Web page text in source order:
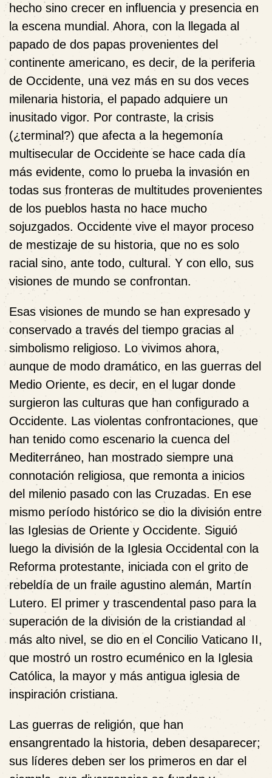
hecho sino crecer en influencia y presencia en
la escena mundial. Ahora, con la llegada al
papado de dos papas provenientes del
continente americano, es decir, de la periferia
de Occidente, una vez más en su dos veces
milenaria historia, el papado adquiere un
inusitado vigor. Por contraste, la crisis
(¿terminal?) que afecta a la hegemonía
multisecular de Occidente se hace cada día
más evidente, como lo prueba la invasión en
todas sus fronteras de multitudes provenientes
de los pueblos hasta no hace mucho
sojuzgados. Occidente vive el mayor proceso
de mestizaje de su historia, que no es solo
racial sino, ante todo, cultural. Y con ello, sus
visiones de mundo se confrontan.
Esas visiones de mundo se han expresado y
conservado a través del tiempo gracias al
simbolismo religioso. Lo vivimos ahora,
aunque de modo dramático, en las guerras del
Medio Oriente, es decir, en el lugar donde
surgieron las culturas que han configurado a
Occidente. Las violentas confrontaciones, que
han tenido como escenario la cuenca del
Mediterráneo, han mostrado siempre una
connotación religiosa, que remonta a inicios
del milenio pasado con las Cruzadas. En ese
mismo período histórico se dio la división entre
las Iglesias de Oriente y Occidente. Siguió
luego la división de la Iglesia Occidental con la
Reforma protestante, iniciada con el grito de
rebeldía de un fraile agustino alemán, Martín
Lutero. El primer y trascendental paso para la
superación de la división de la cristiandad al
más alto nivel, se dio en el Concilio Vaticano II,
que mostró un rostro ecuménico en la Iglesia
Católica, la mayor y más antigua iglesia de
inspiración cristiana.
Las guerras de religión, que han
ensangrentado la historia, deben desaparecer;
sus líderes deben ser los primeros en dar el